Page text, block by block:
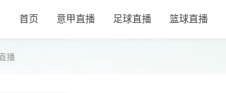
首页 意甲直播 足球直播 篮球直播
播